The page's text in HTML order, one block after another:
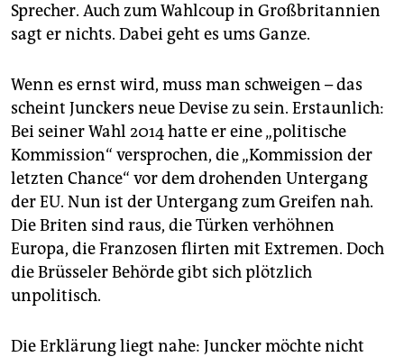
Sprecher. Auch zum Wahlcoup in Großbritannien
sagt er nichts. Dabei geht es ums Ganze.
Wenn es ernst wird, muss man schweigen – das
scheint Junckers neue Devise zu sein. Erstaunlich:
Bei seiner Wahl 2014 hatte er eine „politische
Kommission“ versprochen, die „Kommission der
letzten Chance“ vor dem drohenden Untergang
der EU. Nun ist der Untergang zum Greifen nah.
Die Briten sind raus, die Türken verhöhnen
Europa, die Franzosen flirten mit Extremen. Doch
die Brüsseler ­Behörde gibt sich plötzlich
unpolitisch.
Die Erklärung liegt nahe: Juncker möchte nicht